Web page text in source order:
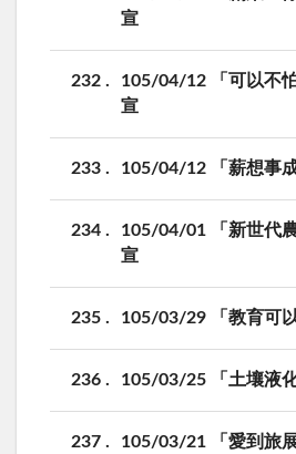
宣
232
105/04/12 「可以不
宣
233 105/04/12 「薪想事
234
105/04/01 「新世代
宣
235 105/03/29 「教育可
236 105/03/25 「土壤液
237
105/03/21 「愛到旅